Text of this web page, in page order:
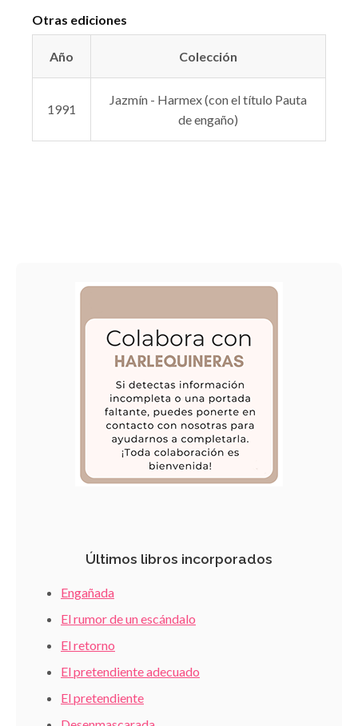
Otras ediciones
Año Colección
1991
Jazmín - Harmex (con el título Pauta
de engaño)
Últimos libros incorporados
Engañada
El rumor de un escándalo
El retorno
El pretendiente adecuado
El pretendiente